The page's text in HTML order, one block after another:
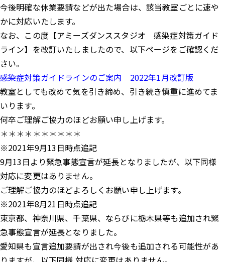
今後明確な休業要請などが出た場合は、該当教室ごとに速や
かに対応いたします。
なお、この度【アミーズダンススタジオ 感染症対策ガイド
ライン】を改訂いたしましたので、以下ページをご確認くだ
さい。
感染症対策ガイドラインのご案内 2022年1月改訂版
教室としても改めて気を引き締め、引き続き慎重に進めてま
いります。
何卒ご理解ご協力のほどお願い申し上げます。
＊＊＊＊＊＊＊＊＊＊
※2021年9月13日時点追記
9月13日より緊急事態宣言が延長となりましたが、以下同様
対応に変更はありません。
ご理解ご協力のほどよろしくお願い申し上げます。
※2021年8月21日時点追記
東京都、神奈川県、千葉県、ならびに栃木県等も追加され緊
急事態宣言が延長となりました。
愛知県も宣言追加要請が出され今後も追加される可能性があ